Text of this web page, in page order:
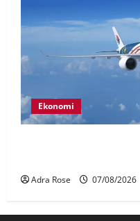
Ekonomi
Adra Rose 07/08/2026